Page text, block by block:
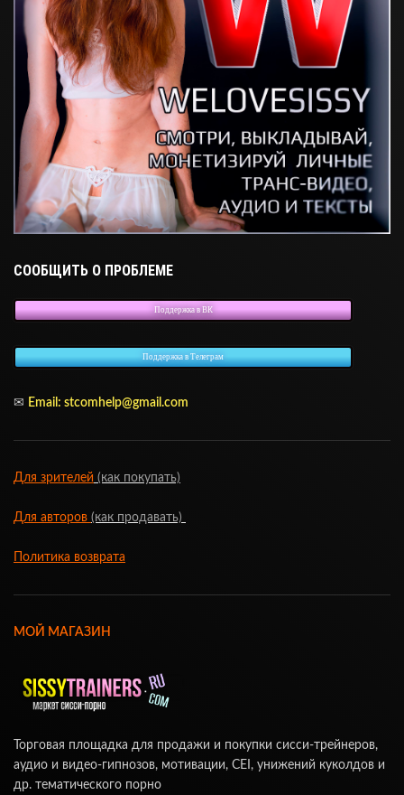
СООБЩИТЬ О ПРОБЛЕМЕ
Поддержка в ВК
Поддержка в Телеграм
✉ Email: stcomhelp@gmail.com
Для зрителей (как покупать)
Для авторов (как продавать)
Политика возврата
МОЙ МАГАЗИН
Торговая площадка для продажи и покупки сисси-трейнеров,
аудио и видео-гипнозов, мотивации, CEI, унижений куколдов и
др. тематического порно